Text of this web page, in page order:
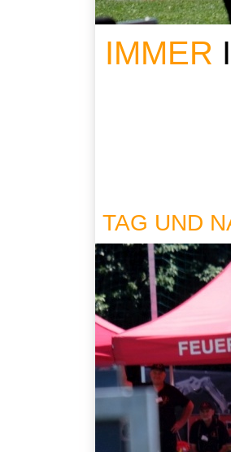
IMMER
TAG UND